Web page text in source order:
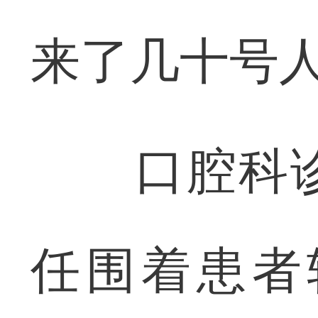
来了几十号
口腔科诊
任围着患